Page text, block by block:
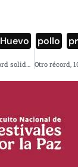
Huevo pollo